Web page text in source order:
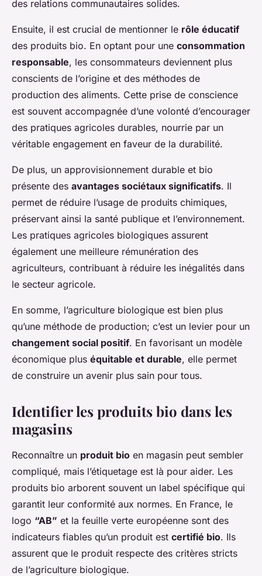
des relations communautaires solides.
Ensuite, il est crucial de mentionner le rôle éducatif
des produits bio. En optant pour une consommation
responsable, les consommateurs deviennent plus
conscients de l’origine et des méthodes de
production des aliments. Cette prise de conscience
est souvent accompagnée d’une volonté d’encourager
des pratiques agricoles durables, nourrie par un
véritable engagement en faveur de la durabilité.
De plus, un approvisionnement durable et bio
présente des avantages sociétaux significatifs. Il
permet de réduire l’usage de produits chimiques,
préservant ainsi la santé publique et l’environnement.
Les pratiques agricoles biologiques assurent
également une meilleure rémunération des
agriculteurs, contribuant à réduire les inégalités dans
le secteur agricole.
En somme, l’agriculture biologique est bien plus
qu’une méthode de production; c’est un levier pour un
changement social positif. En favorisant un modèle
économique plus équitable et durable, elle permet
de construire un avenir plus sain pour tous.
Identifier les produits bio dans les
magasins
Reconnaître un produit bio en magasin peut sembler
compliqué, mais l’étiquetage est là pour aider. Les
produits bio arborent souvent un label spécifique qui
garantit leur conformité aux normes. En France, le
logo “AB” et la feuille verte européenne sont des
indicateurs fiables qu’un produit est certifié bio. Ils
assurent que le produit respecte des critères stricts
de l’agriculture biologique.